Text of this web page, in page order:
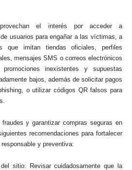
el interés por acceder a
usuarios para engañar a las víctimas, a
que imitan tiendas oficiales, perfiles
mensajes SMS o correos electrónicos
inexistentes y supuestas
bajos, además de solicitar pagos
o utilizar códigos QR falsos para
y garantizar compras seguras en
recomendaciones para fortalecer
y preventiva:
sitio: Revisar cuidadosamente que la